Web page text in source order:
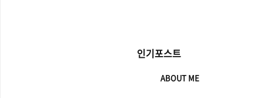
인기포스트
ABOUT ME